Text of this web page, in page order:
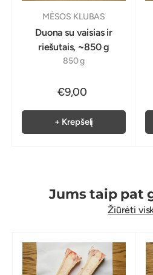
MĖSOS KLUBAS
Duona su vaisias ir
riešutais, ~850 g
850 g
€9,00
+ Krepšelį
Jums taip pat
Žiūrėti